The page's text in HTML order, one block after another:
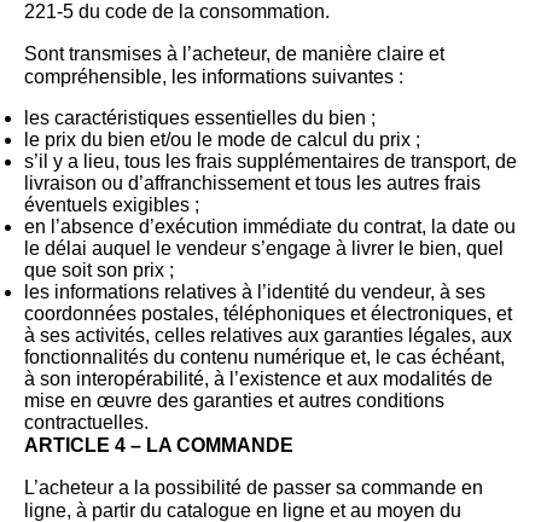
221-5 du code de la consommation.
Sont transmises à l’acheteur, de manière claire et
compréhensible, les informations suivantes :
les caractéristiques essentielles du bien ;
le prix du bien et/ou le mode de calcul du prix ;
s’il y a lieu, tous les frais supplémentaires de transport, de
livraison ou d’affranchissement et tous les autres frais
éventuels exigibles ;
en l’absence d’exécution immédiate du contrat, la date ou
le délai auquel le vendeur s’engage à livrer le bien, quel
que soit son prix ;
les informations relatives à l’identité du vendeur, à ses
coordonnées postales, téléphoniques et électroniques, et
à ses activités, celles relatives aux garanties légales, aux
fonctionnalités du contenu numérique et, le cas échéant,
à son interopérabilité, à l’existence et aux modalités de
mise en œuvre des garanties et autres conditions
contractuelles.
ARTICLE 4 – LA COMMANDE
L’acheteur a la possibilité de passer sa commande en
ligne, à partir du catalogue en ligne et au moyen du